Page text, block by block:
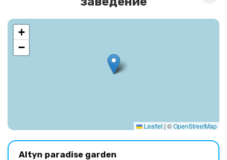
+
−
Leaflet | ©OpenStreetMap
Altyn paradise garden